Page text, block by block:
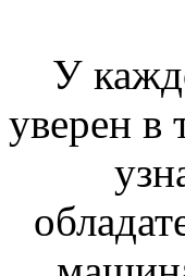
У
уверен в